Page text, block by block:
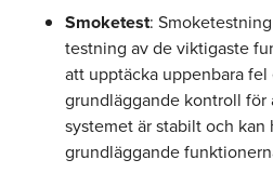
Smoketest:
testning av de viktigaste
att upptäcka uppenbara
grundläggande kontroll för
systemet är stabilt och kan
grundläggande